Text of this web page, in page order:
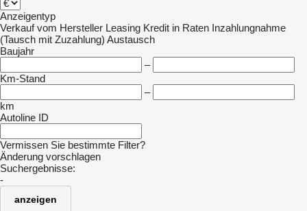
Anzeigentyp
Verkauf vom Hersteller Leasing Kredit in Raten Inzahlungnahme
(Tausch mit Zuzahlung) Austausch
Baujahr
–
Km-Stand
–
km
Autoline ID
Vermissen Sie bestimmte Filter?
Änderung vorschlagen
Suchergebnisse:
-
anzeigen